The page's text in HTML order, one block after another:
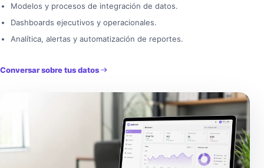
Modelos y procesos de integración de datos.
Dashboards ejecutivos y operacionales.
Analítica, alertas y automatización de reportes.
Conversar sobre tus datos